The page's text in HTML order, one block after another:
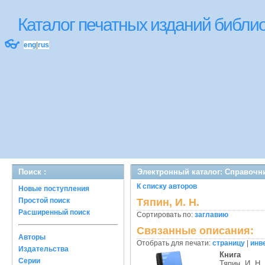
Каталог печатных изданий
👓 eng rus
Поиск :
Новые поступления
Простой поиск
Расширенный поиск
Авторы
Издательства
Серии
Электронный каталог:
К списку авторов
Тяпин, И. Н.
Сортировать по: заглавию
Связанные описания:
Отобрать для печати: страницу
Книга